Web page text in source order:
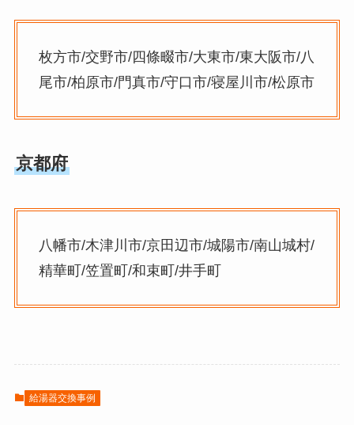
枚方市/交野市/四條畷市/大東市/東大阪市/八
尾市/柏原市/門真市/守口市/寝屋川市/松原市
京都府
八幡市/木津川市/京田辺市/城陽市/南山城村/
精華町/笠置町/和束町/井手町
給湯器交換事例